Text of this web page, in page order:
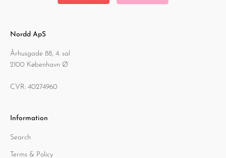
Nordd ApS
Århusgade 88, 4. sal
2100 København Ø
CVR: 40274960
Information
Search
Terms & Policy